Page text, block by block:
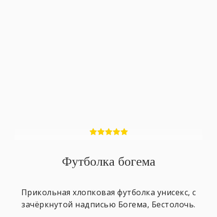
Футболка богема
Прикольная хлопковая футболка унисекс, с
зачёркнутой надписью Богема, Бестолочь.